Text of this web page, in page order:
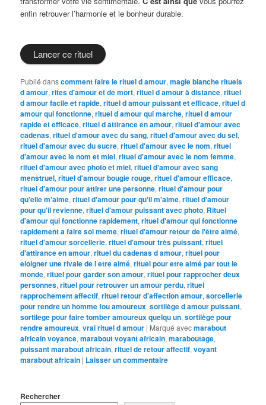
enfin retrouver l’harmonie et le bonheur durable.
Lancer ce rituel
Publié danscomment faire le rituel d amour,magie blanche rituels
d amour,rites d'amour et de mort,rituel d amour à distance,rituel
d amour facile et rapide,rituel d amour puissant et efficace,rituel d
amour qui fonctionne,rituel d amour qui marche,rituel d amour
rapide et efficace,rituel d attirance en amour,rituel d'amour avec
cadenas,rituel d'amour avec du sang,rituel d'amour avec du sel,
rituel d'amour avec du sucre,rituel d'amour avec le nom,rituel
d'amour avec le nom et miel,rituel d'amour avec le nom femme,
rituel d'amour avec photo et miel,rituel d'amour avec sang
menstruel,rituel d'amour bougie rouge,rituel d'amour efficace,
rituel d'amour pour attirer une personne,rituel d'amour pour
qu'elle m'aime,rituel d'amour pour qu'il m'aime,rituel d'amour
pour qu'il revienne,rituel d'amour puissant avec photo, Rituel
d'amour qui fonctionne rapidement,rituel d'amour qui fonctionne
rapidement a faire soi meme,rituel d'amour retour de l'être aimé,
rituel d'amour sorcellerie,rituel d'amour très puissant,rituel
d'attirance en amour,rituel du cadenas d amour,rituel pour
eloigner une rivale de l etre aimé,rituel pour etre aimé par tout le
monde,rituel pour garder son amour,rituel pour rapprocher deux
personnes,rituel pour retrouver un amour perdu,rituel
rapprochement affectif,rituel retour d'affection amour,sorcellerie
pour rendre un homme fou amoureux,sortilège d amour puissant,
sortilege pour faire tomber amoureux quelqu un,sortilège pour
rendre amoureux,vrai rituel d amour | Marqué avecmarabout
africain voyance,marabout voyant africain,maraboutage,
puissant marabout africain,rituel de retour affectif,voyant
marabout africain | Laisser un commentaire
Rechercher